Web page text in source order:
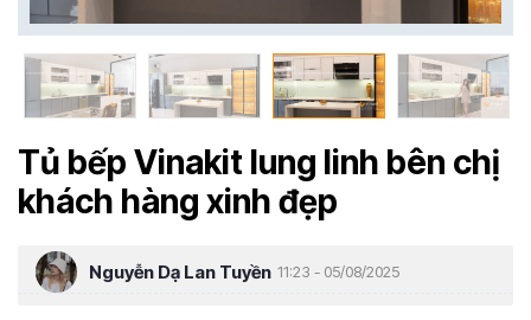
Tủ bếp Vinakit lung linh bên chị
khách hàng xinh đẹp
Nguyễn Dạ Lan Tuyền 11:23 - 05/08/2025